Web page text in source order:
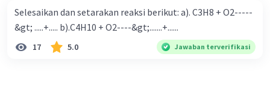
surya.
8. Nanoteknologi dalam Obat-obatan
Dalam bidang farmasi, nanoteknologi digunakan
Selesaikan dan setarakan reaksi berikut: a). C3H8 + O2-----
&gt; .....+..... b).C4H10 + O2----&gt;.......+......
17 5.0 Jawaban terverifikasi